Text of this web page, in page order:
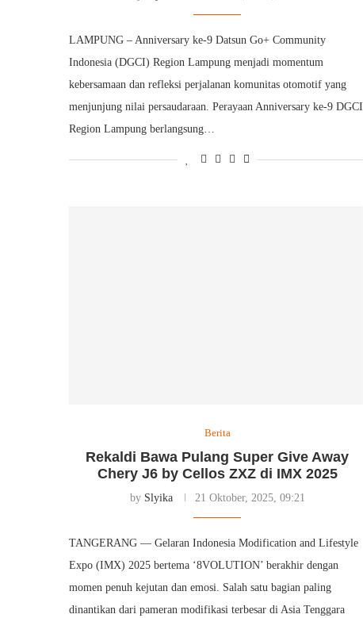
LAMPUNG – Anniversary ke-9 Datsun Go+ Community
Indonesia (DGCI) Region Lampung menjadi momentum
kebersamaan dan refleksi perjalanan komunitas otomotif yang
menjunjung nilai persaudaraan. Perayaan Anniversary ke-9 DGCI
Region Lampung berlangsung…
Berita
Rekaldi Bawa Pulang Super Give Away
Chery J6 by Cellos ZXZ di IMX 2025
by Slyika 21 Oktober, 2025, 09:21
TANGERANG — Gelaran Indonesia Modification and Lifestyle
Expo (IMX) 2025 bertema ‘8VOLUTION’ berakhir dengan
momen penuh kejutan dan emosi. Salah satu bagian paling
dinantikan dari pameran modifikasi terbesar di Asia Tenggara